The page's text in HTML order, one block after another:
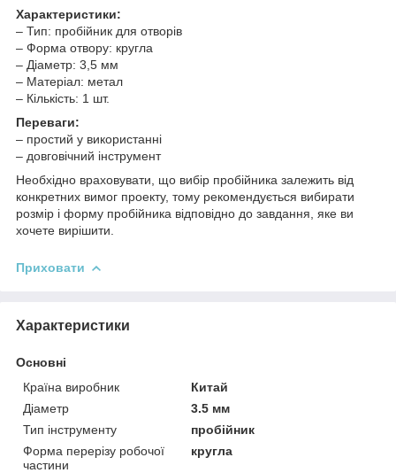
Характеристики:
– Тип: пробійник для отворів
– Форма отвору: кругла
– Діаметр: 3,5 мм
– Матеріал: метал
– Кількість: 1 шт.
Переваги:
– простий у використанні
– довговічний інструмент
Необхідно враховувати, що вибір пробійника залежить від
конкретних вимог проекту, тому рекомендується вибирати
розмір і форму пробійника відповідно до завдання, яке ви
хочете вирішити.
Приховати
Характеристики
Основні
Країна виробник
Китай
Діаметр
3.5 мм
Тип інструменту
пробійник
Форма перерізу робочої
частини
кругла